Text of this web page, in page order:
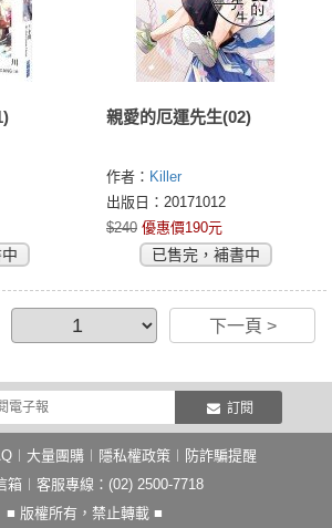
親愛的厄運先生(02)
作者： Killer
出版日：20171012
$240 優惠價190元
已售完，補書中
下一頁 >
訂閱
大量團購 隱私權政策
防詐騙提醒
箱 ︱客服專線：(02) 2500-7718
■ 版權所有，禁止轉載 ■